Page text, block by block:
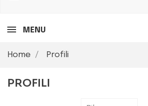
MENU
Home Profili
PROFILI